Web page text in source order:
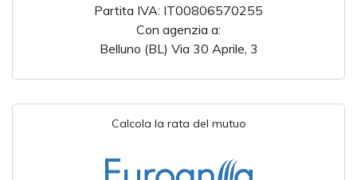
Partita IVA: IT00806570255
Con agenzia a:
Belluno (BL) Via 30 Aprile, 3
Calcola la rata del mutuo